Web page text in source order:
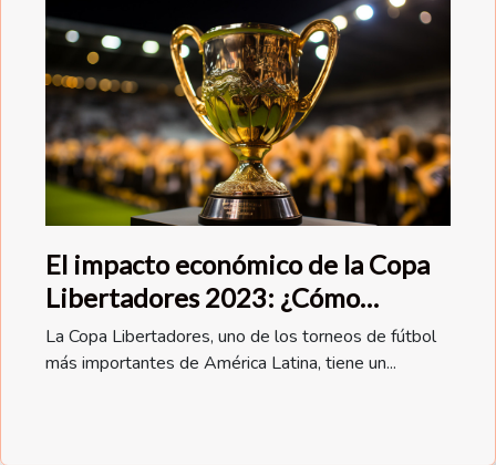
El impacto económico de la Copa
Libertadores 2023: ¿Cómo
beneficia al país anfitrión?
La Copa Libertadores, uno de los torneos de fútbol
más importantes de América Latina, tiene un...